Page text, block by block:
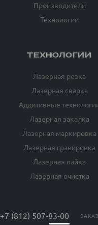
Производители
Технологии
ТЕХНОЛОГИИ
Лазерная резка
Лазерная сварка
Аддитивные
Лазерная закалка
Лазерная маркировка
Лазерная гравировка
Лазерная пайка
Лазерная очистка
+7 (812) 507-83-00